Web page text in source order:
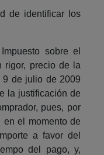
de identificar los
sobre el
rigor, precio de la
9 de julio de 2009
la justificación de
pues, por
en el momento de
a favor del
del pago, y,